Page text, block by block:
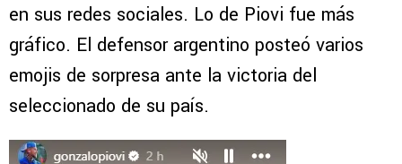
en sus redes sociales. Lo de Piovi fue más
gráfico. El defensor argentino posteó varios
emojis de sorpresa ante la victoria del
seleccionado de su país.